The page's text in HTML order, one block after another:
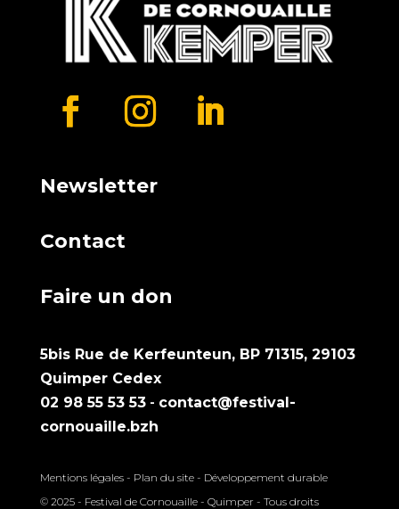
Newsletter
Contact
Faire un don
5bis Rue de Kerfeunteun, BP 71315, 29103
Quimper Cedex
02 98 55 53 53- contact@festival-
cornouaille.bzh
Mentions légales- Plan du site- Développement durable
© 2025 - Festival de Cornouaille - Quimper - Tous droits